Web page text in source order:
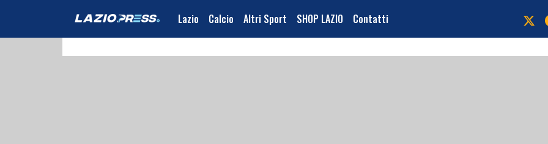
Lazio Calcio Altri Sport SHOP LAZIO Contatti